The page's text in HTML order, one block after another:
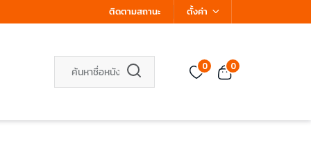
ติดตามสถานะ ตั้งค่า
0 0